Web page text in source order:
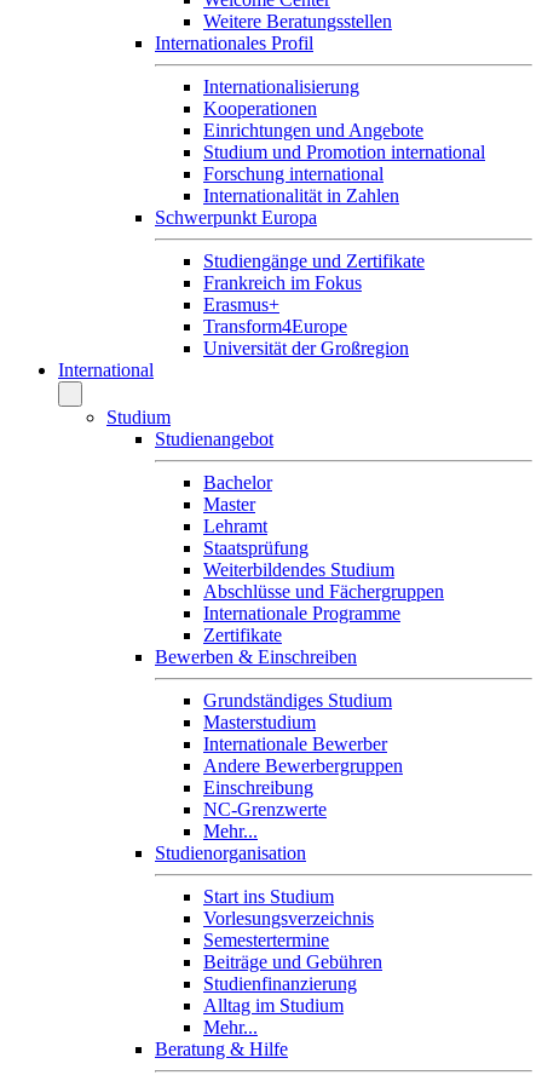
Weitere Beratungsstellen
Internationales Profil
Internationalisierung
Kooperationen
Einrichtungen und Angebote
Studium und Promotion international
Forschung international
Internationalität in Zahlen
Schwerpunkt Europa
Studiengänge und Zertifikate
Frankreich im Fokus
Erasmus+
Transform4Europe
Universität der Großregion
International
Studium
Studienangebot
Bachelor
Master
Lehramt
Staatsprüfung
Weiterbildendes Studium
Abschlüsse und Fächergruppen
Internationale Programme
Zertifikate
Bewerben & Einschreiben
Grundständiges Studium
Masterstudium
Internationale Bewerber
Andere Bewerbergruppen
Einschreibung
NC-Grenzwerte
Mehr...
Studienorganisation
Start ins Studium
Vorlesungsverzeichnis
Semestertermine
Beiträge und Gebühren
Studienfinanzierung
Alltag im Studium
Mehr...
Beratung & Hilfe